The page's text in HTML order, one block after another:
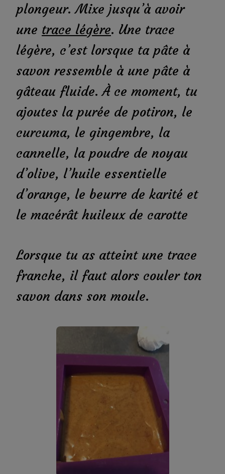
plongeur. Mixe jusqu’à avoir
une trace légère. Une trace
légère, c’est lorsque ta pâte à
savon ressemble à une pâte à
gâteau fluide. À ce moment, tu
ajoutes la purée de potiron, le
curcuma, le gingembre, la
cannelle, la poudre de noyau
d’olive, l’huile essentielle
d’orange, le beurre de karité et
le macérât huileux de carotte
Lorsque tu as atteint une trace
franche, il faut alors couler ton
savon dans son moule.